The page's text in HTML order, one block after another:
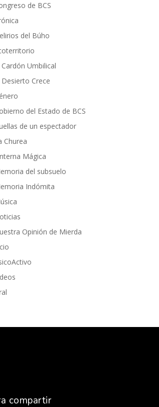
de BCS
del Búho
Cardón Umbilical
Desierto Crece
del Estado de BCS
de un espectador
Churea
Mágica
del subsuelo
Indómita
Opinión de Mierda
compartir